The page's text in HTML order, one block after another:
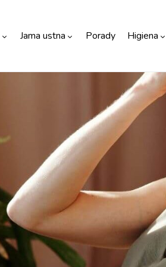
Jama ustna Porady Higiena